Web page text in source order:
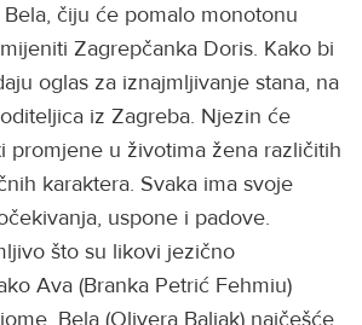
čiju će pomalo monotonu
Zagrepčanka Doris. Kako bi
oglas za iznajmljivanje stana, na
iz Zagreba. Njezin će
promjene u životima žena različitih
karaktera. Svaka ima svoje
uspone i padove.
što su likovi jezično
Ava (Branka Petrić Fehmiu)
Bela (Olivera Baljak) najčešće